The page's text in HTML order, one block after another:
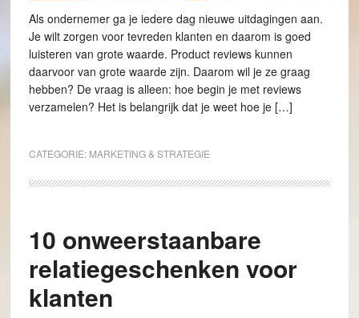
Als ondernemer ga je iedere dag nieuwe uitdagingen aan.
Je wilt zorgen voor tevreden klanten en daarom is goed
luisteren van grote waarde. Product reviews kunnen
daarvoor van grote waarde zijn. Daarom wil je ze graag
hebben? De vraag is alleen: hoe begin je met reviews
verzamelen? Het is belangrijk dat je weet hoe je […]
CATEGORIE: MARKETING & STRATEGIE
10 onweerstaanbare
relatiegeschenken voor
klanten